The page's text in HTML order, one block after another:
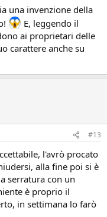
una invenzione della
E, leggendo il
ai proprietari delle
carattere anche su
#13
l'avrò procato
alla fine poi si è
serratura con un
è proprio il
in settimana lo farò